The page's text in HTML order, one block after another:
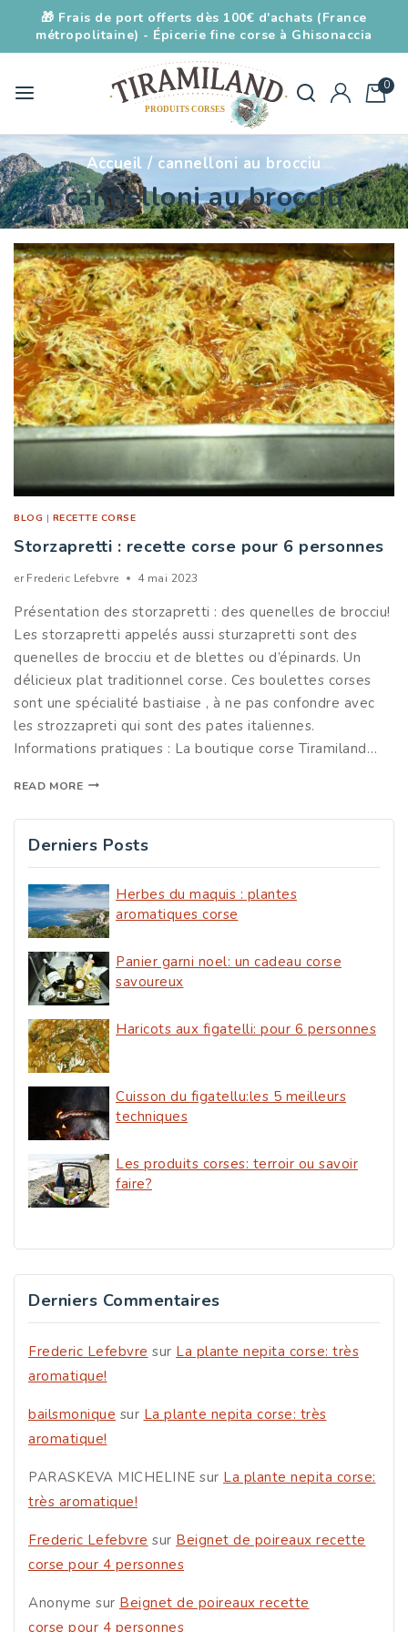
🎁 Frais de port offerts dès 100€ d'achats (France
métropolitaine) - Épicerie fine corse à Ghisonaccia
0
Accueil / cannelloni au brocciu
cannelloni au brocciu
BLOG | RECETTE CORSE
Storzapretti : recette corse pour 6 personnes
er Frederic Lefebvre 4 mai 2023
Présentation des storzapretti : des quenelles de brocciu!
Les storzapretti appelés aussi sturzapretti sont des
quenelles de brocciu et de blettes ou d’épinards. Un
délicieux plat traditionnel corse. Ces boulettes corses
sont une spécialité bastiaise , à ne pas confondre avec
les strozzapreti qui sont des pates italiennes.
Informations pratiques : La boutique corse Tiramiland…
READ MORE
Derniers Posts
Herbes du maquis : plantes
aromatiques corse
Panier garni noel: un cadeau corse
savoureux
Haricots aux figatelli: pour 6 personnes
Cuisson du figatellu:les 5 meilleurs
techniques
Les produits corses: terroir ou savoir
faire?
Derniers Commentaires
Frederic Lefebvre sur La plante nepita corse: très
aromatique!
bailsmonique sur La plante nepita corse: très
aromatique!
PARASKEVA MICHELINE sur La plante nepita corse:
très aromatique!
Frederic Lefebvre sur Beignet de poireaux recette
corse pour 4 personnes
Anonyme sur Beignet de poireaux recette
corse pour 4 personnes